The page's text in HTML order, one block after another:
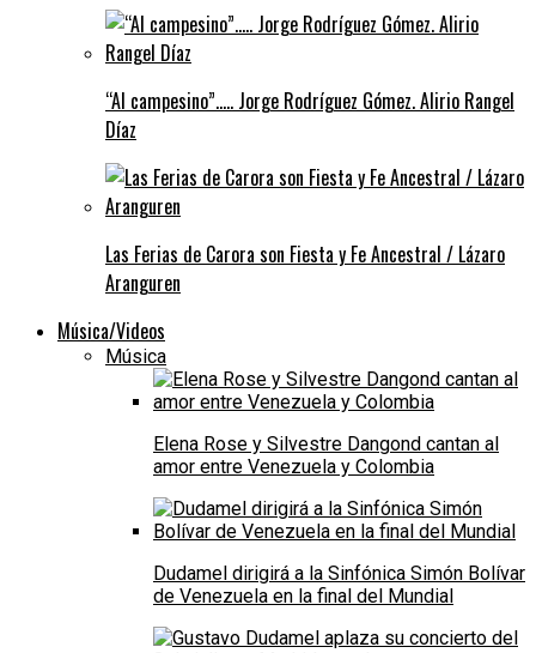
“Al campesino”….. Jorge Rodríguez Gómez. Alirio Rangel
Díaz
Las Ferias de Carora son Fiesta y Fe Ancestral / Lázaro
Aranguren
Música/Videos
Música
Elena Rose y Silvestre Dangond cantan al
amor entre Venezuela y Colombia
Dudamel dirigirá a la Sinfónica Simón Bolívar
de Venezuela en la final del Mundial